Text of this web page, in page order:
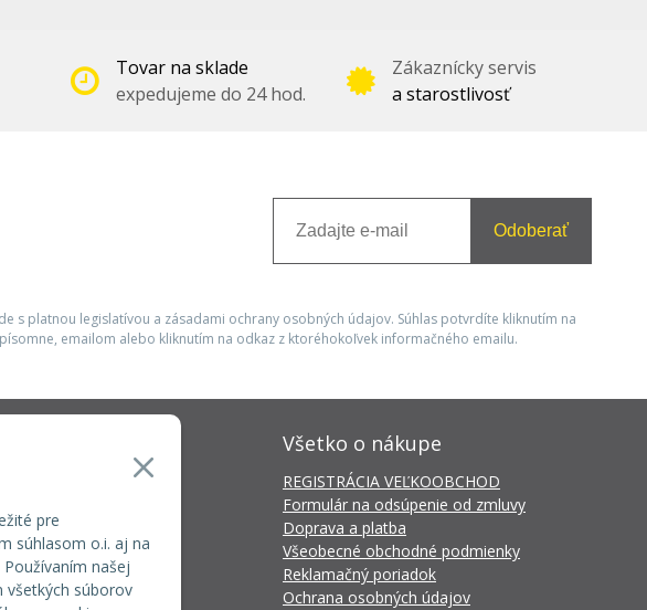
pre
súhlasom o.i. aj na
našej
všetkých súborov
Tovar na sklade
expedujeme do 24 hod.
Zákaznícky servis
a starostlivosť
Odoberať
s platnou legislatívou a zásadami ochrany osobných údajov. Súhlas potvrdíte kliknutím na
emailom alebo kliknutím na odkaz z ktoréhokoľvek informačného emailu.
Všetko o nákupe
REGISTRÁCIA VEĽKOOBCHOD
Formulár na odsúpenie od zmluvy
Doprava a platba
Všeobecné obchodné podmienky
Reklamačný poriadok
Ochrana osobných údajov